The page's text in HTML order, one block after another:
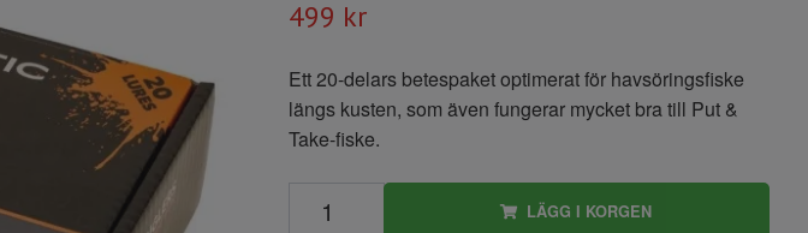
499 kr
Ett 20-delars betespaket optimerat för havsöringsfiske
längs kusten, som även fungerar mycket bra till Put &
Take-fiske.
LÄGG I KORGEN